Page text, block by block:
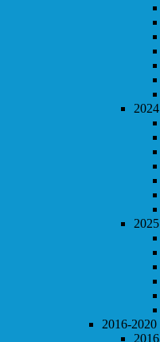
2024
2025
2016-2020
2016